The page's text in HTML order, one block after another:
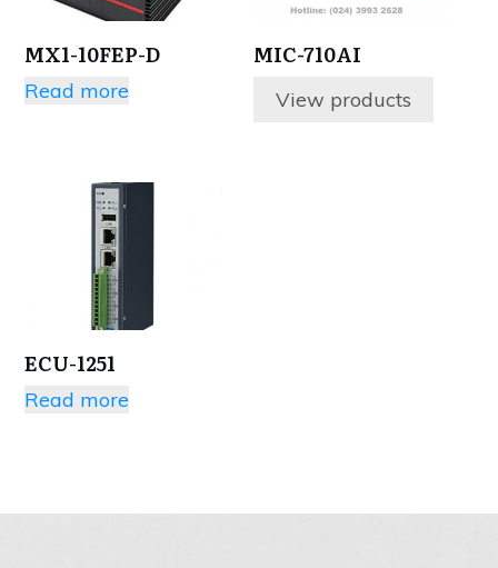
MX1-10FEP-D
Read more
MIC-710AI
View products
ECU-1251
Read more